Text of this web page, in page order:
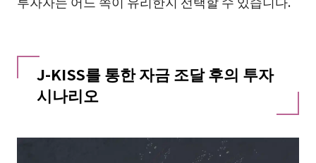
J-KISS를 통한 자금 조달 후의 투자
시나리오